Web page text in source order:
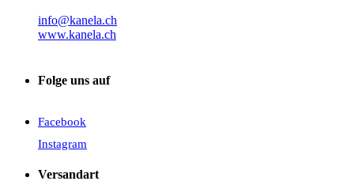
info@kanela.ch
www.kanela.ch
Folge uns auf
Facebook
Instagram
Versandart